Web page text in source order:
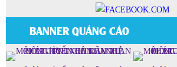
BANNER QUẢNG CÁO